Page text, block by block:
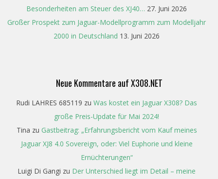
Besonderheiten am Steuer des XJ40… 27. Juni 2026
Großer Prospekt zum Jaguar-Modellprogramm zum Modelljahr
2000 in Deutschland 13. Juni 2026
Neue Kommentare auf X308.NET
Rudi LAHRES 685119 zu Was kostet ein Jaguar X308? Das
große Preis-Update für Mai 2024!
Tina zu Gastbeitrag: „Erfahrungsbericht vom Kauf meines
Jaguar XJ8 4.0 Sovereign, oder: Viel Euphorie und kleine
Ernüchterungen“
Luigi Di Gangi zu Der Unterschied liegt im Detail – meine